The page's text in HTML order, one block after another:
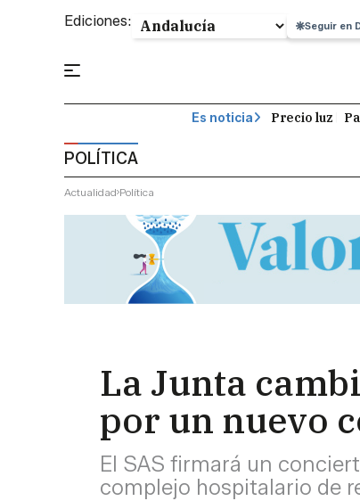
Ediciones: Seguir en
Es noticia Precio luz
POLÍTICA
Actualidad Política
La Junta
por un nuevo
El SAS firmará un
complejo hospitalario de